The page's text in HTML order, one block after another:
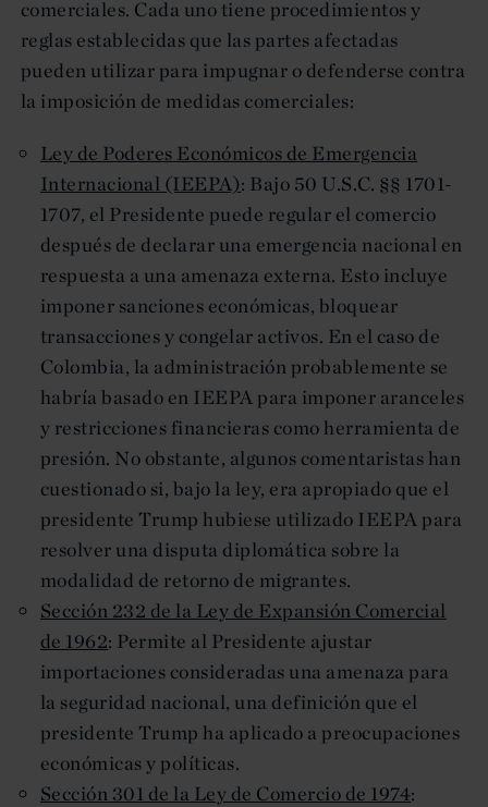
comerciales. Cada uno tiene procedimientos y
reglas establecidas que las partes afectadas
pueden utilizar para impugnar o defenderse contra
la imposición de medidas comerciales:
Ley de Poderes Económicos de Emergencia
Internacional (IEEPA): Bajo 50 U.S.C. §§ 1701-
1707, el Presidente puede regular el comercio
después de declarar una emergencia nacional en
respuesta a una amenaza externa. Esto incluye
imponer sanciones económicas, bloquear
transacciones y congelar activos. En el caso de
Colombia, la administración probablemente se
habría basado en IEEPA para imponer aranceles
y restricciones financieras como herramienta de
presión. No obstante, algunos comentaristas han
cuestionado si, bajo la ley, era apropiado que el
presidente Trump hubiese utilizado IEEPA para
resolver una disputa diplomática sobre la
modalidad de retorno de migrantes.
Sección 232 de la Ley de Expansión Comercial
de 1962: Permite al Presidente ajustar
importaciones consideradas una amenaza para
la seguridad nacional, una definición que el
presidente Trump ha aplicado a preocupaciones
económicas y políticas.
Sección 301 de la Ley de Comercio de 1974: